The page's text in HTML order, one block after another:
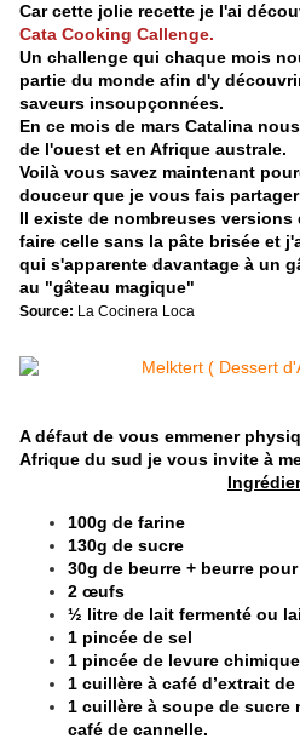
Car cette jolie recette je l'ai
Cata Cooking Callenge.
Un challenge qui chaque mois
partie du monde afin d'y
saveurs insoupçonnées.
En ce mois de mars Catalina
de l'ouest et en Afrique australe.
Voilà vous savez maintenant
douceur que je vous fais
Il existe de nombreuses
faire celle sans la pâte brisée et
qui s'apparente davantage à un
au "gâteau magique"
Source: La Cocinera Loca
A défaut de vous emmener
Afrique du sud je vous invite à
100g de farine
130g de sucre
30g de beurre + beurre
2 œufs
½ litre de lait fermenté ou
1 pincée de sel
1 pincée de levure chimique
1 cuillère à café d’extrait
1 cuillère à soupe de sucre
café de cannelle.